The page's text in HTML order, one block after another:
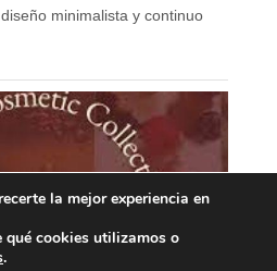
minimalista y continuo
la mejor experiencia en
qué cookies utilizamos o
.